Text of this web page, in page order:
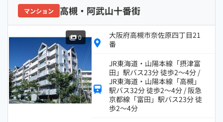
マンション 高槻・阿武山十番街
0
大阪府高槻市奈佐原四丁目21
番
JR東海道・山陽本線「摂津富
田」駅バス23分 徒歩2～4分 /
JR東海道・山陽本線「高槻」
駅バス32分 徒歩2～4分 / 阪急
京都線「富田」駅バス23分 徒
歩2～4分